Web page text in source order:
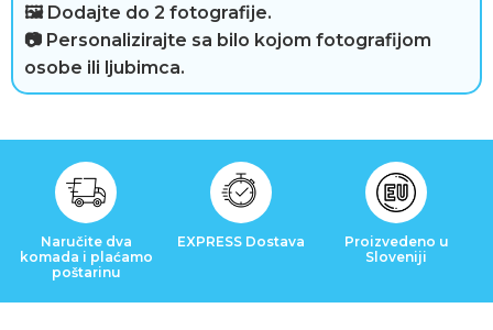
🖼️ Dodajte do 2 fotografije.
📷 Personalizirajte sa bilo kojom fotografijom
osobe ili ljubimca.
Naručite dva
komada i plaćamo
poštarinu
EXPRESS Dostava
Proizvedeno u
Sloveniji